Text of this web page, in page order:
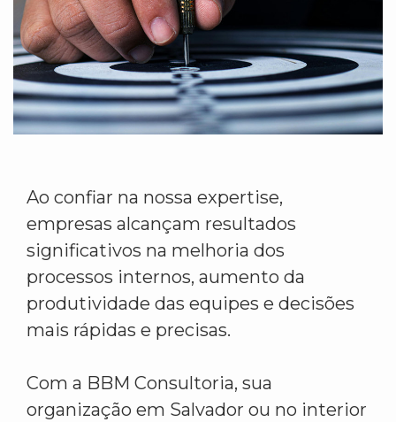
Ao confiar na nossa expertise,
empresas alcançam resultados
significativos na melhoria dos
processos internos, aumento da
produtividade das equipes e decisões
mais rápidas e precisas.
Com a BBM Consultoria, sua
organização em Salvador ou no interior